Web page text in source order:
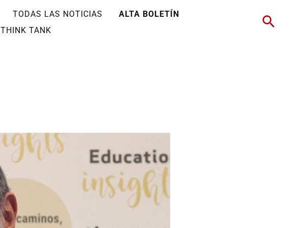
TODAS LAS NOTICIAS
ALTA BOLETÍN
THINK TANK